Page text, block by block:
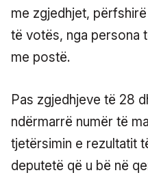
me zgjedhjet,
të votës, nga persona
me postë.
Pas zgjedhjeve të 28
ndërmarrë numër të
tjetërsimin e rezultatit
deputetë që u bë në